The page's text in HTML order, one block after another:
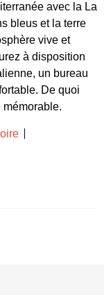
avec la La
bleus et la terre
vive et
à disposition
un bureau
De quoi
mémorable.